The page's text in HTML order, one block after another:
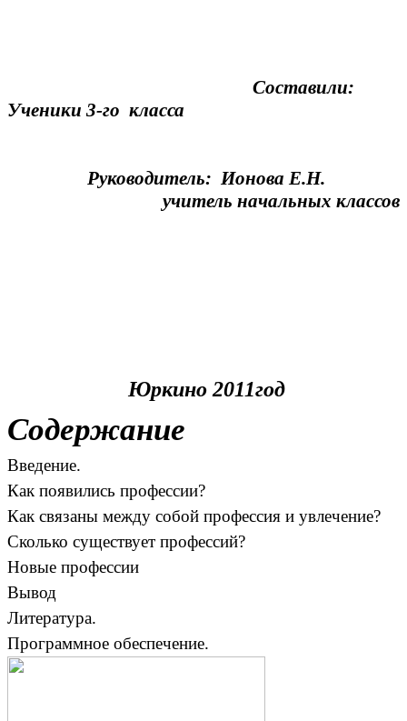
Составили:
Ученики 3-го класса
Руководитель: Ионова Е.Н.
учитель начальных классов
Юркино 2011год
Содержание
Введение.
Как появились профессии?
Как связаны между собой профессия и увлечение?
Сколько существует профессий?
Новые профессии
Вывод
Литература.
Программное обеспечение.